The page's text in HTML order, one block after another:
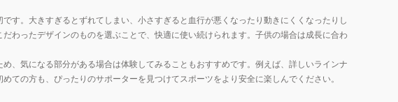
す。大きすぎるとずれてしまい、小さすぎると血行が悪くなったり動きにくくなったりし
わったデザインのものを選ぶことで、快適に使い続けられます。子供の場合は成長に合わ
、気になる部分がある場合は体験してみることもおすすめです。例えば、詳しいラインナ
ての方も、ぴったりのサポーターを見つけてスポーツをより安全に楽しんでください。